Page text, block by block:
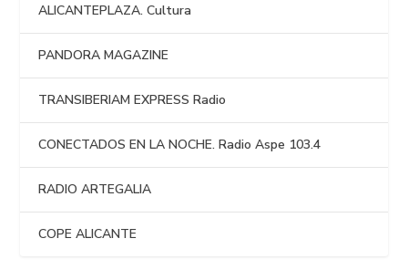
ALICANTEPLAZA. Cultura
PANDORA MAGAZINE
TRANSIBERIAM EXPRESS Radio
CONECTADOS EN LA NOCHE. Radio Aspe 103.4
RADIO ARTEGALIA
COPE ALICANTE